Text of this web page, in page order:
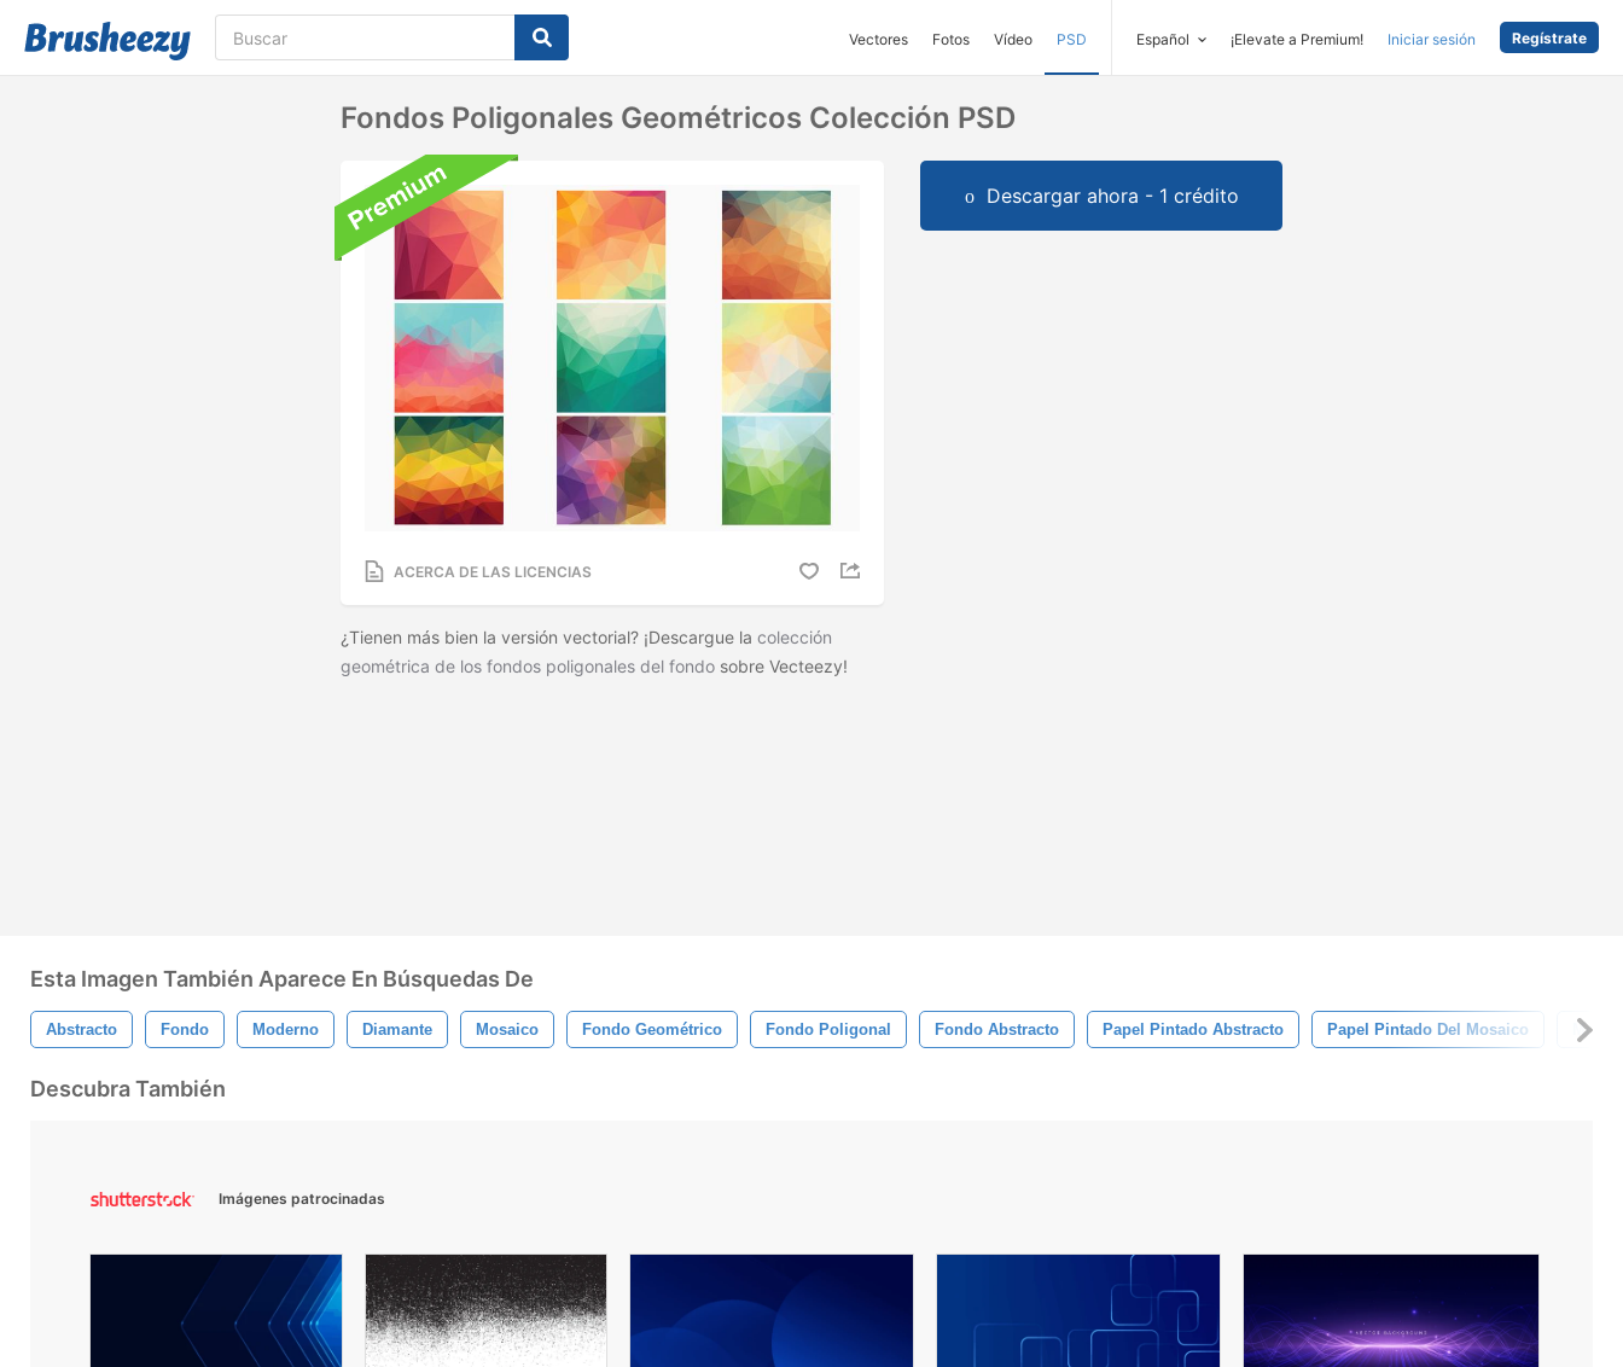
Vectores Fotos Vídeo PSD Español ¡Elevate a Premium! Iniciar sesión Regístrate
Fondos Poligonales Geométricos Colección PSD
ACERCA DE LAS LICENCIAS
¿Tienen más bien la versión vectorial? ¡Descargue la colección
geométrica de los fondos poligonales del fondo sobre Vecteezy!
Descargar ahora - 1 crédito
Esta Imagen También Aparece En Búsquedas De
Abstracto Fondo Moderno Diamante Mosaico Fondo Geométrico Fondo Poligonal Fondo Abstracto Papel Pintado Abstracto Papel Pintado Del Mosaico
Descubra También
Imágenes patrocinadas